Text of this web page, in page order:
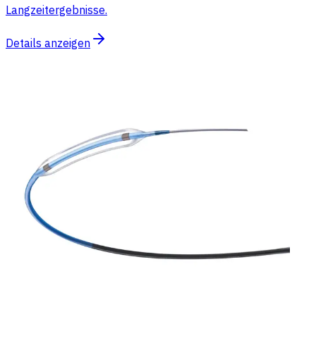
Langzeitergebnisse.
Details anzeigen